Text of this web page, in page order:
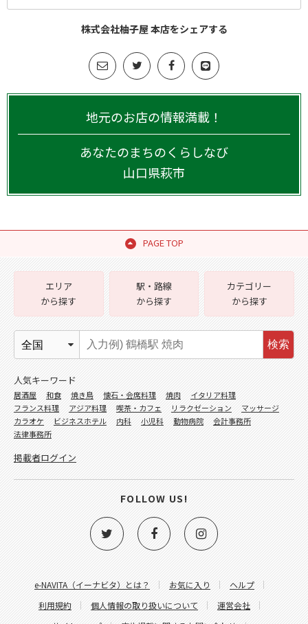
株式会社柚子屋 本店をシェアする
地元のお店の情報満載！
あなたのまちのくらしなび
山口県萩市
PAGE TOP
e-NAVITA（イーナビタ）とは？ お気に入り
ヘルプ
利用規約
個人情報の取り扱いについて
運営会社
エリア
から探す
駅・路線
から探す
カテゴリー
から探す
検索
人気キーワード
居酒屋 和食 焼き鳥 懐石・会席料理 焼肉
イタリア料理
フランス料理
アジア料理 喫茶・カフェ リラクゼーション
マッサージ
カラオケ
ビジネスホテル 内科 小児科 動物病院
会計事務所
法律事務所
掲載者ログイン
FOLLOW US!